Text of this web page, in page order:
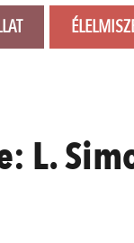
L.